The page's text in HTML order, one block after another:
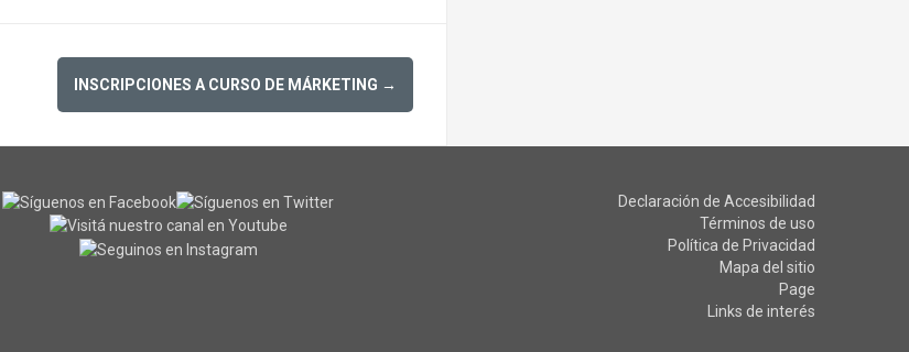
INSCRIPCIONES A CURSO DE MÁRKETING →
Declaración de Accesibilidad
Términos de uso
Política de Privacidad
Mapa del sitio
Page
Links de interés